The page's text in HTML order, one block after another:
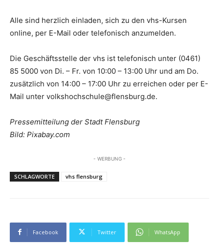
Alle sind herzlich einladen, sich zu den vhs-Kursen
online, per E-Mail oder telefonisch anzumelden.
Die Geschäftsstelle der vhs ist telefonisch unter (0461)
85 5000 von Di. – Fr. von 10:00 – 13:00 Uhr und am Do.
zusätzlich von 14:00 – 17:00 Uhr zu erreichen oder per E-
Mail unter volkshochschule@flensburg.de.
Pressemitteilung der Stadt Flensburg
Bild: Pixabay.com
- WERBUNG -
SCHLAGWORTE vhs flensburg
Facebook Twitter WhatsApp